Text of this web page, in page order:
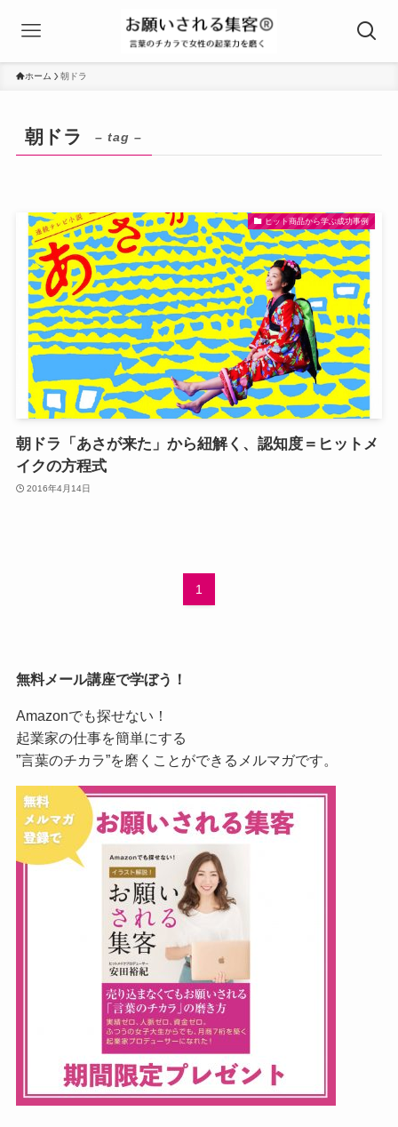
ホーム 朝ドラ
朝ドラ – tag –
ヒット商品から学ぶ成功事例
朝ドラ「あさが来た」から紐解く、認知度＝ヒットメ
イクの方程式
2016年4月14日
1
無料メール講座で学ぼう！
Amazonでも探せない！
起業家の仕事を簡単にする
”言葉のチカラ”を磨くことができるメルマガです。